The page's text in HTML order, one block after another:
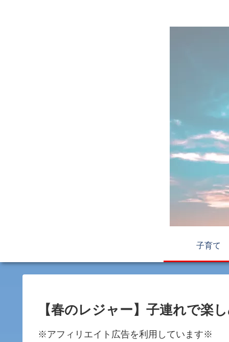
子育て
【春のレジャー】子連れで楽
※アフィリエイト広告を利用しています※